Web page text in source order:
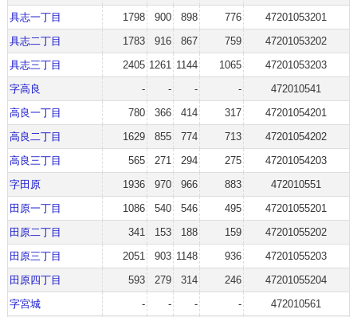
具志一丁目
1798 900 898 776
47201053201
具志二丁目
1783 916 867 759
47201053202
具志三丁目
2405 1261 1144 1065
47201053203
字高良
- - - -
472010541
高良一丁目
780 366 414 317
47201054201
高良二丁目
1629 855 774 713
47201054202
高良三丁目
565 271 294 275
47201054203
字田原
1936 970 966 883
472010551
田原一丁目
1086 540 546 495
47201055201
田原二丁目
341 153 188 159
47201055202
田原三丁目
2051 903 1148 936
47201055203
田原四丁目
593 279 314 246
47201055204
字宮城
- - - -
472010561